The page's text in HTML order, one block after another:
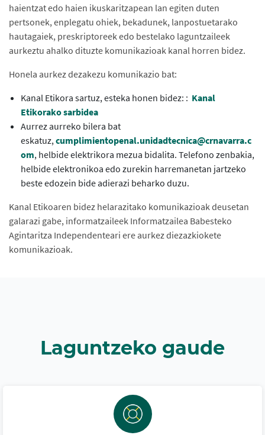
haientzat edo haien ikuskaritzapean lan egiten duten
pertsonek, enplegatu ohiek, bekadunek, lanpostuetarako
hautagaiek, preskriptoreek edo bestelako laguntzaileek
aurkeztu ahalko dituzte komunikazioak kanal horren bidez.
Honela aurkez dezakezu komunikazio bat:
Kanal Etikora sartuz, esteka honen bidez: : Kanal
Etikorako sarbidea
Aurrez aurreko bilera bat
eskatuz,cumplimientopenal.unidadtecnica@crnavarra.c
om, helbide elektrikora mezua bidalita. Telefono zenbakia,
helbide elektronikoa edo zurekin harremanetan jartzeko
beste edozein bide adierazi beharko duzu.
Kanal Etikoaren bidez helarazitako komunikazioak deusetan
galarazi gabe, informatzaileek Informatzailea Babesteko
Agintaritza Independenteari ere aurkez diezazkiokete
komunikazioak.
Laguntzeko gaude